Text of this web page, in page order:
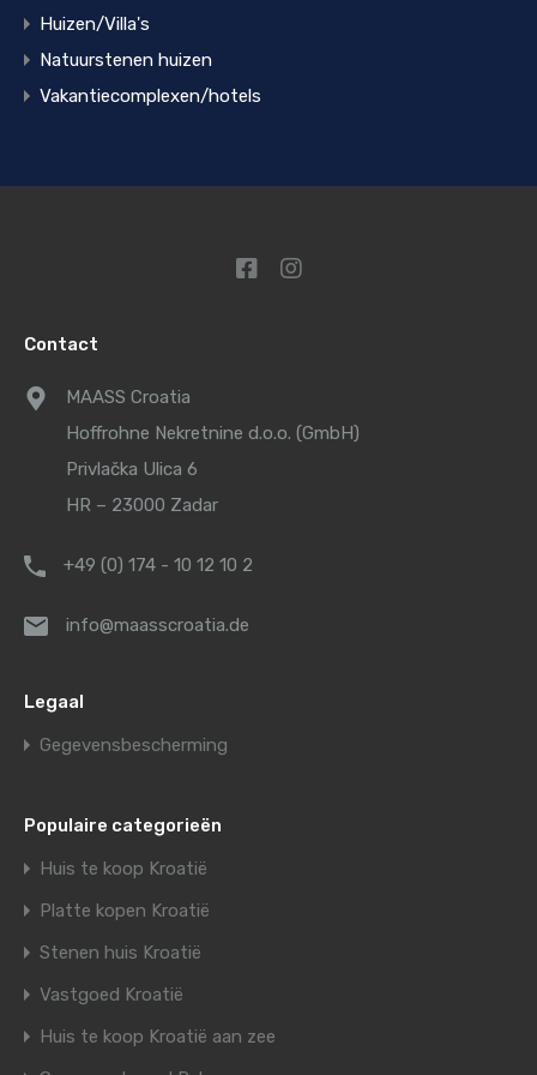
Huizen/Villa's
Natuurstenen huizen
Vakantiecomplexen/hotels
Contact
MAASS Croatia
Hoffrohne Nekretnine d.o.o. (GmbH)
Privlačka Ulica 6
HR – 23000 Zadar
+49 (0) 174 - 10 12 10 2
info@maasscroatia.de
Legaal
Gegevensbescherming
Populaire categorieën
Huis te koop Kroatië
Platte kopen Kroatië
Stenen huis Kroatië
Vastgoed Kroatië
Huis te koop Kroatië aan zee